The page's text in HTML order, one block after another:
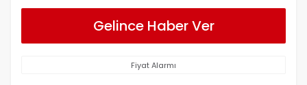
Gelince Haber Ver
Fiyat Alarmı